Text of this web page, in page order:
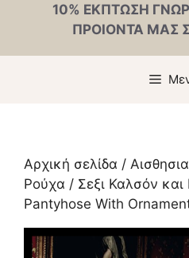
10% ΕΚΠΤΩΣΗ
ΠΡΟΙΟΝΤΑ ΜΑΣ
Αρχική σελίδα /
Ρούχα / Σεξι Καλσόν και
Pantyhose With